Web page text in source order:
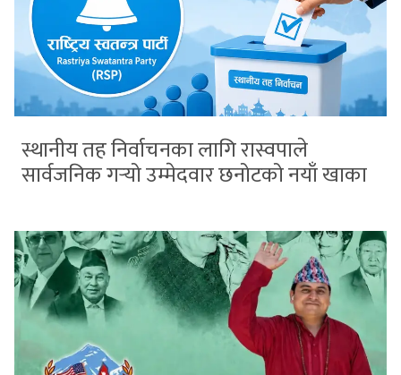
स्थानीय तह निर्वाचनका लागि रास्वपाले
सार्वजनिक गर्‍यो उम्मेदवार छनोटको नयाँ खाका